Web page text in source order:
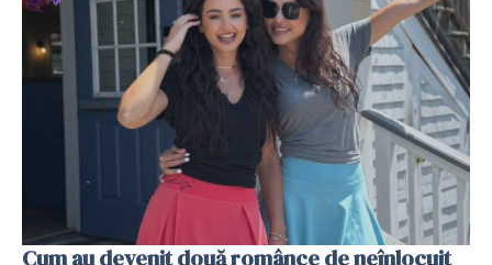
Cum au devenit două românce de neînlocuit